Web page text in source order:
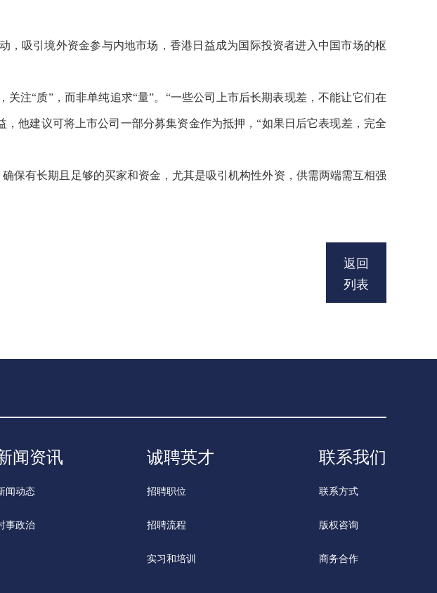
吸引境外资金参与内地市场，香港日益成为国际投资者进入中国市场的枢
关注“质”，而非单纯追求“量”。“一些公司上市后长期表现差，不能让它们在
他建议可将上市公司一部分募集资金作为抵押，“如果日后它表现差，完全
保有长期且足够的买家和资金，尤其是吸引机构性外资，供需两端需互相强
返回
列表
闻资讯
闻动态
事政治
诚聘英才
招聘职位
招聘流程
实习和培训
联系我们
联系方式
版权咨询
商务合作